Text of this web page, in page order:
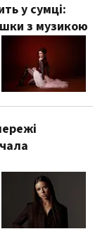
у сумці:
з музикою